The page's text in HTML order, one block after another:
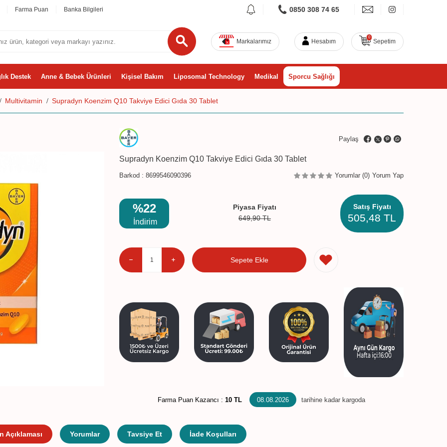
Farma Puan Banka Bilgileri 0850 308 74 65
Markalarımız Hesabım
0
Sepetim
Destek Anne & Bebek Ürünleri Kişisel Bakım Liposomal Technology Medikal Sporcu Sağlığı
Multivitamin Supradyn Koenzim Q10 Takviye Edici Gıda 30 Tablet
Paylaş
Supradyn Koenzim Q10 Takviye Edici Gıda 30 Tablet
Barkod : 8699546090396 Yorumlar (0) Yorum Yap
%22
İndirim
Piyasa Fiyatı
649,90TL
Satış Fiyatı
505,48 TL
Sepete Ekle
Farma Puan Kazancı : 10 TL 08.08.2026 tarihine kadar kargoda
Açıklaması Yorumlar Tavsiye Et İade Koşulları